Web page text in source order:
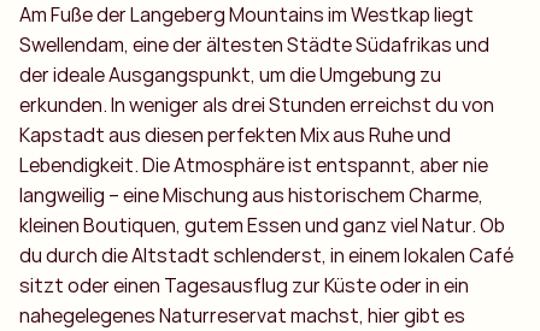
Am Fuße der Langeberg Mountains im Westkap liegt
Swellendam, eine der ältesten Städte Südafrikas und
der ideale Ausgangspunkt, um die Umgebung zu
erkunden. In weniger als drei Stunden erreichst du von
Kapstadt aus diesen perfekten Mix aus Ruhe und
Lebendigkeit. Die Atmosphäre ist entspannt, aber nie
langweilig – eine Mischung aus historischem Charme,
kleinen Boutiquen, gutem Essen und ganz viel Natur. Ob
du durch die Altstadt schlenderst, in einem lokalen Café
sitzt oder einen Tagesausflug zur Küste oder in ein
nahegelegenes Naturreservat machst, hier gibt es